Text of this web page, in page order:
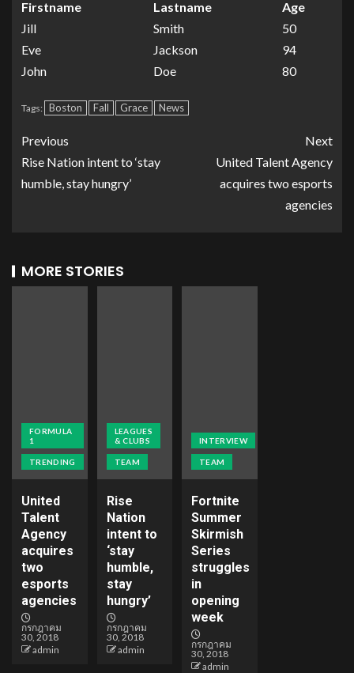
Firstname Lastname
Age
Jill
Smith
50
Eve
Jackson
94
John
Doe 80
Tags: Boston Fall Grace News
Previous
Rise Nation intent to ‘stay
humble, stay hungry’
Next
United Talent Agency
acquires two esports
agencies
MORE STORIES
FORMULA
1
TRENDING
United
Talent
Agency
acquires
two
esports
agencies
กรกฎาคม
30, 2018
admin
LEAGUES
& CLUBS
TEAM
Rise
Nation
intent to
‘stay
humble,
stay
hungry’
กรกฎาคม
30, 2018
admin
INTERVIEW
TEAM
Fortnite
Summer
Skirmish
Series
struggles
in
opening
week
กรกฎาคม
30, 2018
admin